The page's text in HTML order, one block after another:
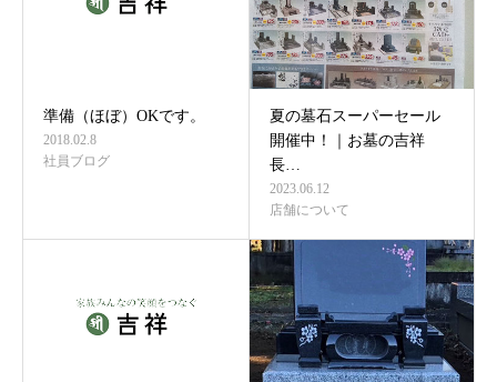
準備（ほぼ）OKです。
2018.02.8
社員ブログ
夏の墓石スーパーセール
開催中！｜お墓の吉祥
長…
2023.06.12
店舗について